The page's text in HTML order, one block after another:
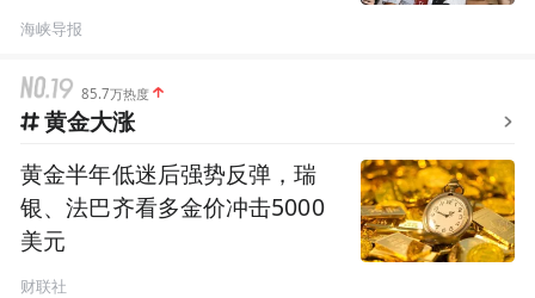
海峡导报
85.7万热度
黄金大涨
黄金半年低迷后强势反弹，瑞
银、法巴齐看多金价冲击5000
美元
财联社